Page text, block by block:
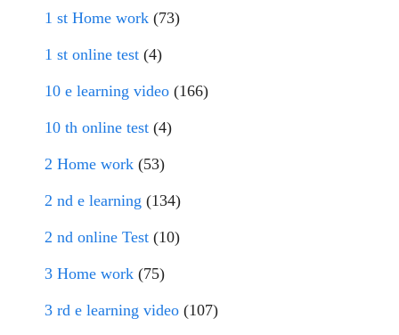
1 st Home work (73)
1 st online test (4)
10 e learning video (166)
10 th online test (4)
2 Home work (53)
2 nd e learning (134)
2 nd online Test (10)
3 Home work (75)
3 rd e learning video (107)